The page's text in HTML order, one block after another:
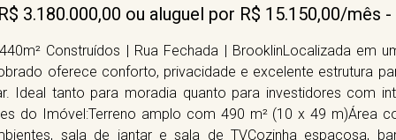
3.180.000,00 ou aluguel por R$ 15.150,00/mês
Construídos | Rua Fechada | BrooklinLocalizada em
oferece conforto, privacidade e excelente estrutura
Ideal tanto para moradia quanto para investidores com
do Imóvel:Terreno amplo com 490 m² (10 x 49 m)Área
sala de jantar e sala de TVCozinha espaçosa,